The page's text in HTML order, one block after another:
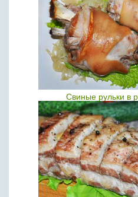
Свиные рульки в